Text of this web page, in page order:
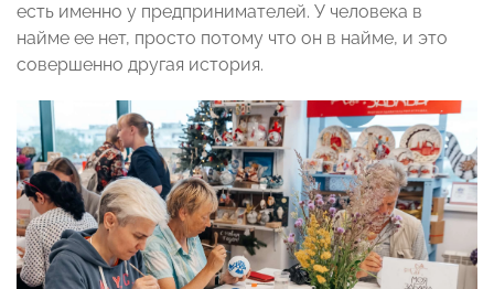
есть именно у предпринимателей. У человека в
найме ее нет, просто потому что он в найме, и это
совершенно другая история.